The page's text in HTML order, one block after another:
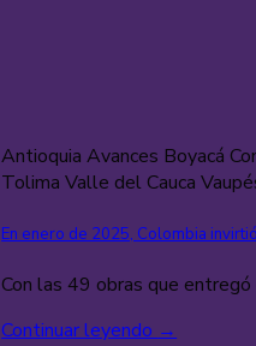
Antioquia Avances Boyacá
Tolima Valle del Cauca
En enero de 2025, Colombia
Con las 49 obras que
Continuar leyendo →